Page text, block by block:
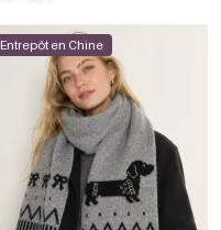
Entrepôt en Chine